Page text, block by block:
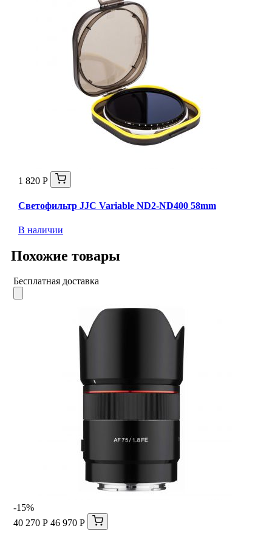
1 820 Р
Светофильтр JJC Variable ND2-ND400 58mm
В наличии
Похожие товары
Бесплатная доставка
-15%
40 270 Р 46 970 Р